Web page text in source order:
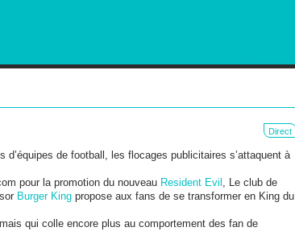
AND OUT OF HOME
Direct
d’équipes de football, les flocages publicitaires s’attaquent à
pour la promotion du nouveau Resident Evil
, Le club de
Burger King propose aux fans de se transformer en King du
qui colle encore plus au comportement des fan de